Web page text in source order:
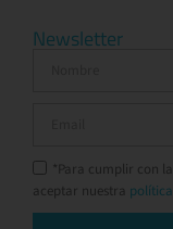
Newsletter
*Para cumplir con
aceptar nuestra